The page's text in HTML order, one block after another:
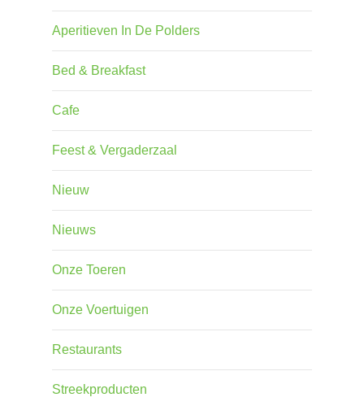
Aperitieven In De Polders
Bed & Breakfast
Cafe
Feest & Vergaderzaal
Nieuw
Nieuws
Onze Toeren
Onze Voertuigen
Restaurants
Streekproducten